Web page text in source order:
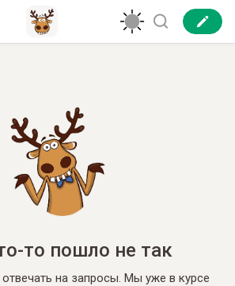
то пошло не так
на запросы. Мы уже в курсе